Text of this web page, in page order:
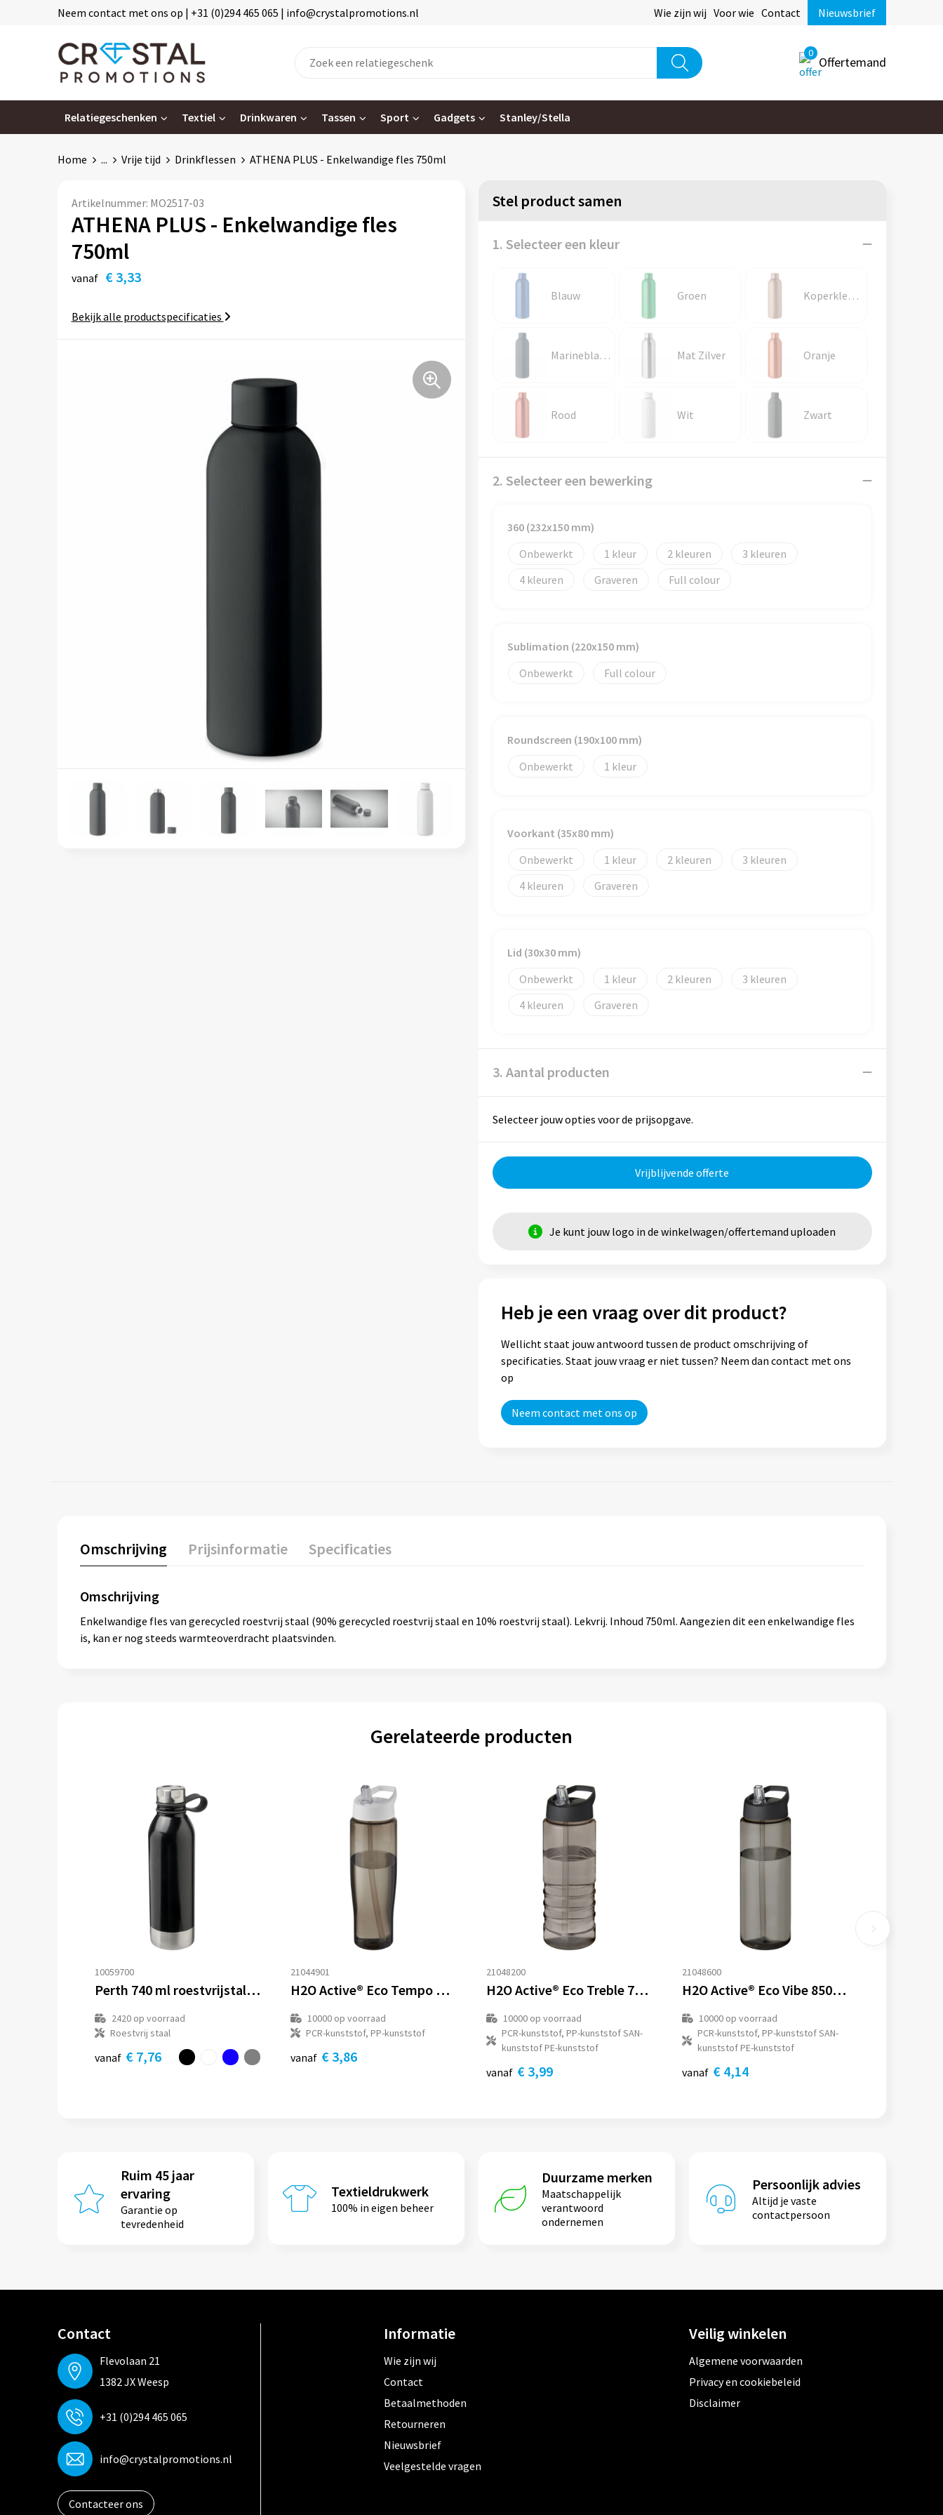
Neem contact met ons op | +31 (0)294 465 065 | info@crystalpromotions.nl Wie zijn wij Voor wie Contact Nieuwsbrief
0
Offertemand
Relatiegeschenken Textiel Drinkwaren Tassen Sport Gadgets Stanley/Stella
Home ... Vrije tijd Drinkflessen ATHENA PLUS - Enkelwandige fles 750ml
Artikelnummer: MO2517-03
ATHENA PLUS - Enkelwandige fles
750ml
vanaf € 3,33
Bekijk alle productspecificaties
Stel product samen
1. Selecteer een kleur
Blauw Groen Koperkleurig
Marineblauw Mat Zilver Oranje
Rood Wit Zwart
2. Selecteer een bewerking
360 (232x150 mm)
Onbewerkt
1 2
3
4
Graveren Full colour
Sublimation (220x150 mm)
Onbewerkt
Full colour
Roundscreen (190x100 mm)
Onbewerkt
1
Voorkant (35x80 mm)
Onbewerkt
1 2
3
4
Graveren
Lid (30x30 mm)
Onbewerkt
1 2
3
4
Graveren
3. Aantal producten
Selecteer jouw opties voor de prijsopgave.
Vrijblijvende offerte
Je kunt jouw logo in de winkelwagen/offertemand uploaden
Heb je een vraag over dit product?
Wellicht staat jouw antwoord tussen de product omschrijving of
specificaties. Staat jouw vraag er niet tussen? Neem dan contact met ons
op
Neem contact met ons op
Omschrijving Prijsinformatie Specificaties
Omschrijving
Enkelwandige fles van gerecycled roestvrij staal (90% gerecycled roestvrij staal en 10% roestvrij staal). Lekvrij. Inhoud 750ml. Aangezien dit een enkelwandige fles
is, kan er nog steeds warmteoverdracht plaatsvinden.
Gerelateerde producten
10059700
Perth 740 ml roestvrijstalen drinkfles
2420op voorraad
Roestvrij staal
vanaf € 7,76
21044901
H2O Active® Eco Tempo drinkfles van 700 ml met tuitdeksel
10000op voorraad
PCR-kunststof, PP-kunststof
vanaf € 3,86
21048200
H2O Active® Eco Treble 750 ml drinkfles met tuitdeksel
10000 op voorraad
PCR-kunststof, PP-kunststof SAN-
kunststof PE-kunststof
vanaf € 3,99
21048600
H2O Active® Eco Vibe 850 ml drinkfles met tuitdeksel
10000 op voorraad
PCR-kunststof, PP-kunststof SAN-
kunststof PE-kunststof
vanaf € 4,14
Ruim 45 jaar
ervaring
Garantie op
tevredenheid
Textieldrukwerk
100% in eigen beheer
Duurzame merken
Maatschappelijk
verantwoord
ondernemen
Persoonlijk advies
Altijd je vaste
contactpersoon
Contact
Flevolaan 21
1382 JX Weesp
+31 (0)294 465 065
info@crystalpromotions.nl
Contacteer ons
Informatie
Wie zijn wij
Contact
Betaalmethoden
Retourneren
Nieuwsbrief
Veelgestelde vragen
Veilig winkelen
Algemene voorwaarden
Privacy en cookiebeleid
Disclaimer